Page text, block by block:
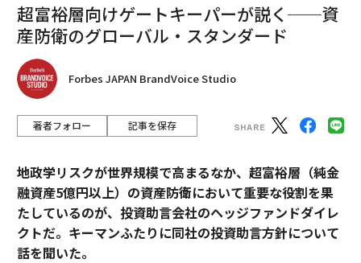
超富裕層向けゲートキーパーが説く──資
産防衛のグローバル・スタンダード
Forbes JAPAN BrandVoice Studio
著者フォロー 記事を保存
地政学リスクが世界規模で高まるなか、超富裕層（純金
融資産5億円以上）の資産防衛において重要な役割を果
たしているのが、投資助言会社のヘッジファンドダイレ
クトだ。キーマンふたりに同社の投資助言方針について
話を聞いた。